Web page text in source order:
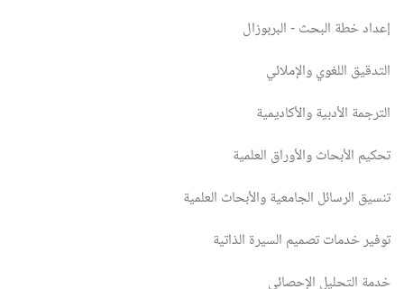
إعداد خطة البحث - البربوزال
التدقيق اللغوي والإملائي
الترجمة الأدبية والأكاديمية
تحكيم الأبحاث والأوراق العلمية
تنسيق الرسائل الجامعية والأبحاث العلمية
توفير خدمات تصميم السيرة الذاتية
خدمة التحليل الإحصائي